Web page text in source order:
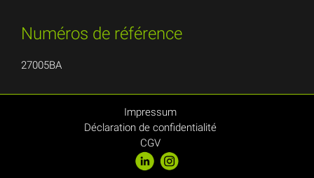
Numéros de référence
27005BA
Impressum
Déclaration de confidentialité
CGV